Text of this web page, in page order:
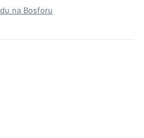
na Bosforu